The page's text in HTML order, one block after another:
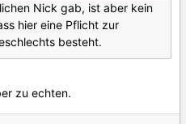
Nick gab, ist aber kein
hier eine Pflicht zur
besteht.
zu echten.